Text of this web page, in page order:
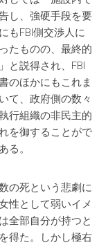
し、強硬手段を要
もFBI側交渉人に
たものの、最終的
と説得され、FBI
のほかにもこれま
て、政府側の数々
行組織の非民主的
を御することがで
る。
の死という悲劇に
性として弱いイメ
全部自分が持つと
得た。しかし極右